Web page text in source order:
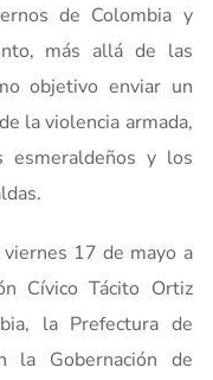
de Colombia y
más allá de las
objetivo enviar un
la violencia armada,
esmeraldeños y los
17 de mayo a
Cívico Tácito Ortiz
la Prefectura de
la Gobernación de